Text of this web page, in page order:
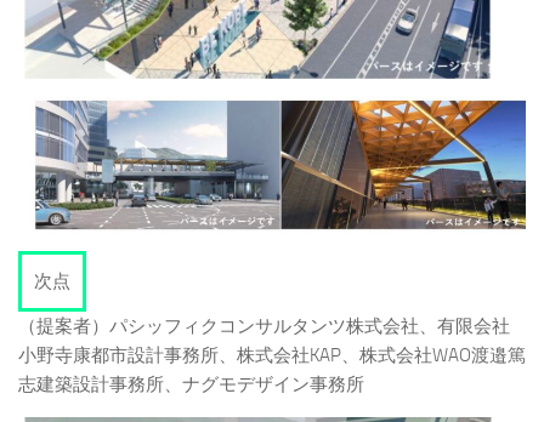
次点
（提案者）パシッフィクコンサルタンツ株式会社、有限会社
小野寺康都市設計事務所、株式会社KAP、株式会社WAO渡邉篤
志建築設計事務所、ナグモデザイン事務所